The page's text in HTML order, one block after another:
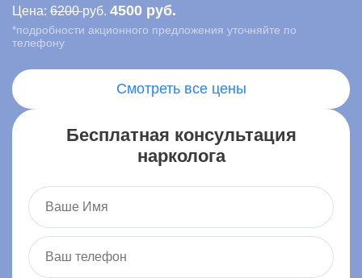
Вызвать врача на дом
Москва
Цена: 6200руб. 4500 руб.
*подробности акционного предложения уточняйте по
телефону
Смотреть все цены
Бесплатная консультация
нарколога